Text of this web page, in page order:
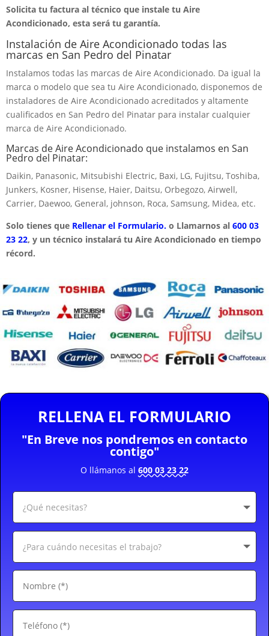
Solicita tu factura al técnico que instale tu Aire
Acondicionado, esta será tu garantía.
Instalación de Aire Acondicionado todas las
marcas en San Pedro del Pinatar
Instalamos todas las marcas de Aire Acondicionado. Da igual la
marca o modelo que sea tu Aire Acondicionado, disponemos de
instaladores de Aire Acondicionado acreditados y altamente
cualificados en San Pedro del Pinatar para instalar cualquier
marca de Aire Acondicionado.
Marcas de Aire Acondicionado que instalamos en San
Pedro del Pinatar:
Daikin, Panasonic, Mitsubishi Electric, Baxi, LG, Fujitsu, Toshiba,
Junkers, Kosner, Hisense, Haier, Daitsu, Orbegozo, Airwell,
Carrier, Daewoo, General, johnson, Roca, Samsung, Midea, etc.
Solo tienes que Rellenar el Formulario. o Llamarnos al 600 03
23 22, y un técnico instalará tu Aire Acondicionado en tiempo
récord.
RELLENA EL FORMULARIO
"En Breve nos pondremos en contacto
contigo"
O llámanos al 600 03 23 22